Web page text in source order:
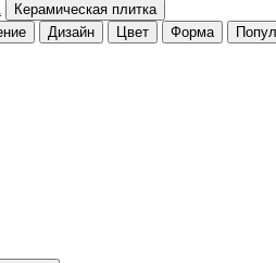
Керамическая плитка
Дизайн Цвет Форма